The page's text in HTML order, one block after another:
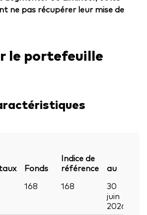
ne pas récupérer leur mise de
le portefeuille
Fonds
Indice de
référence
au
168 168
30
juin
2026